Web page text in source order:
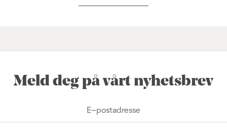
Meld deg på vårt nyhetsbrev